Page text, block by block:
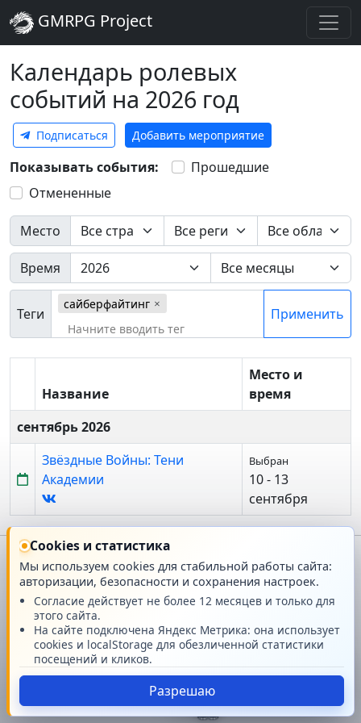
GMRPG Project
Календарь ролевых
событий на 2026 год
Подписаться Добавить мероприятие
Показывать события:
Прошедшие
Отмененные
Место
Время
Теги
сайберфайтинг
Применить
Название
Место и
время
сентябрь 2026
Звёздные Войны: Тени
Академии
Выбран
10 - 13
сентября
2 886
Главная О проекте
Техподдержка
Поддержать проект
Cookies и статистика
Мы используем cookies для стабильной работы сайта:
авторизации, безопасности и сохранения настроек.
Согласие действует не более 12 месяцев и только для
этого сайта.
На сайте подключена Яндекс Метрика: она использует
cookies и localStorage для обезличенной статистики
посещений и кликов.
Разрешаю